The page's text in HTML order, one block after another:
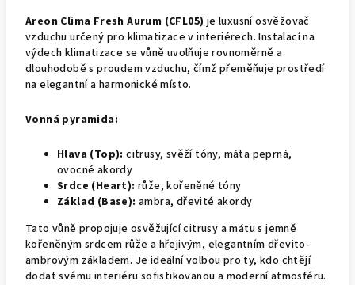
Areon Clima Fresh Aurum (CFL05) je luxusní osvěžovač
vzduchu určený pro klimatizace v interiérech. Instalací na
výdech klimatizace se vůně uvolňuje rovnoměrně a
dlouhodobě s proudem vzduchu, čímž přeměňuje prostředí
na elegantní a harmonické místo.
Vonná pyramida:
Hlava (Top): citrusy, svěží tóny, máta peprná,
ovocné akordy
Srdce (Heart): růže, kořeněné tóny
Základ (Base): ambra, dřevité akordy
Tato vůně propojuje osvěžující citrusy a mátu s jemně
kořeněným srdcem růže a hřejivým, elegantním dřevito-
ambrovým základem. Je ideální volbou pro ty, kdo chtějí
dodat svému interiéru sofistikovanou a moderní atmosféru.